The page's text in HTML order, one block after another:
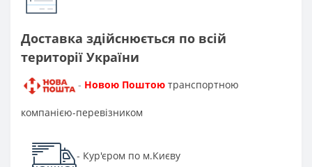
Доставка здійснюється по всій
території України
- Новою Поштою транспортною
компанією-перевізником
- Кур'єром по м.Києву